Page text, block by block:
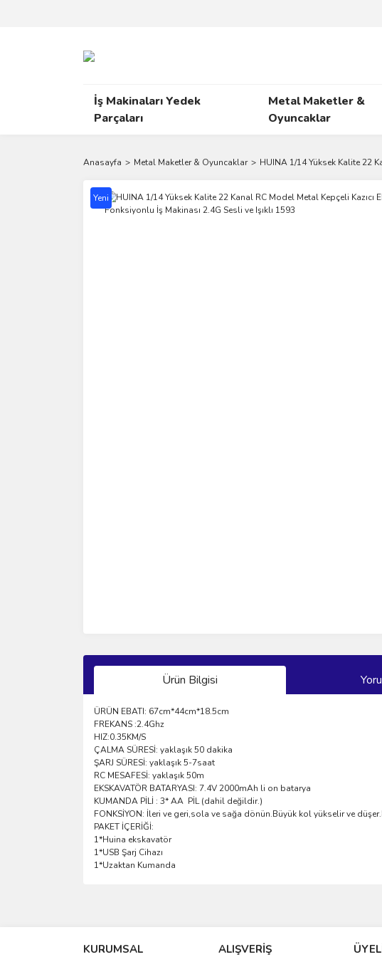
İş Makinaları Yedek
Parçaları
Metal Maketler &
Oyuncaklar
Anasayfa Metal Maketler & Oyuncaklar HUINA 1/14 Yüksek Kalite 22
Yeni
Ürün Bilgisi
ÜRÜN EBATI: 67cm*44cm*18.5cm
FREKANS :2.4Ghz
HIZ:0.35KM/S
ÇALMA SÜRESİ: yaklaşık 50 dakika
ŞARJ SÜRESİ: yaklaşık 5-7saat
RC MESAFESİ: yaklaşık 50m
EKSKAVATÖR BATARYASI: 7.4V 2000mAh li on batarya
KUMANDA PİLİ : 3* AA PİL (dahil değildir.)
FONKSİYON: İleri ve geri,sola ve sağa dönün.Büyük kol yükselir ve
PAKET İÇERİĞİ:
1*Huina ekskavatör
1*USB Şarj Cihazı
1*Uzaktan Kumanda
Ürün resmi kalitesiz, bozuk veya görüntülenemiyor.
KURUMSAL ALIŞVERİŞ